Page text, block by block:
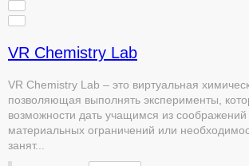
VR Chemistry Lab
VR Chemistry Lab – это виртуальная
позволяющая выполнять эксперименты,
возможности дать учащимся из соображений
материальных ограничений или
занят...